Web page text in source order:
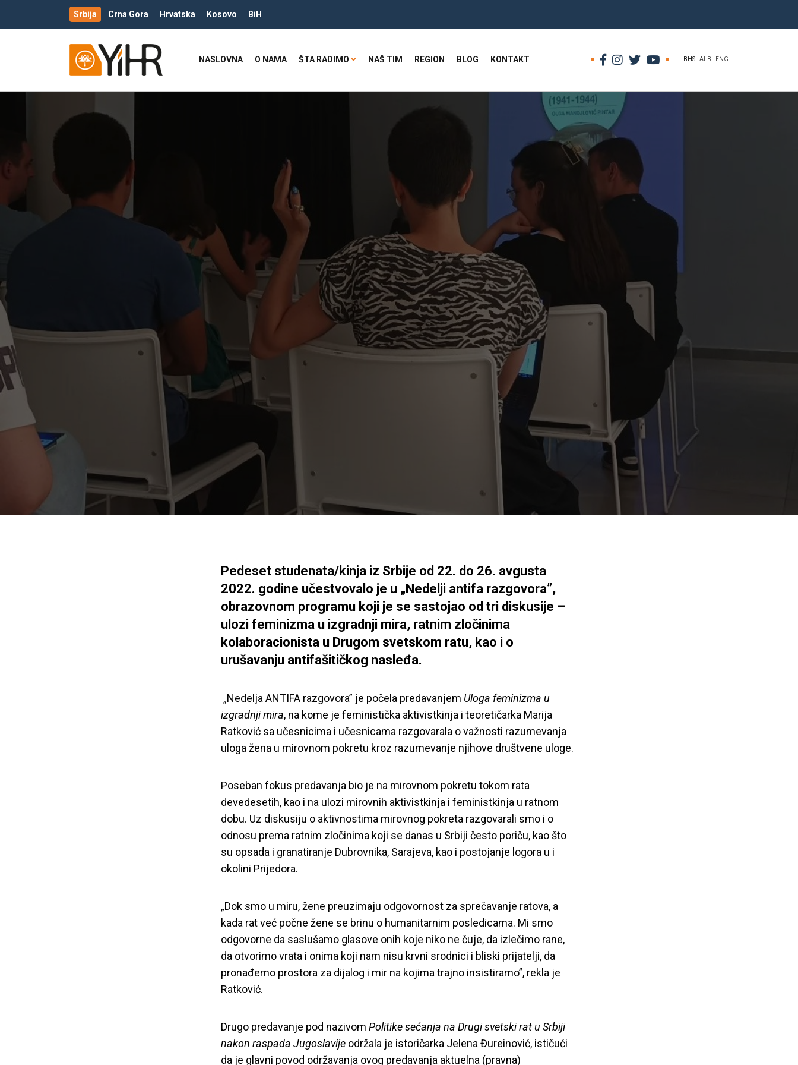
Srbija Crna Gora Hrvatska Kosovo BiH
NASLOVNA O NAMA ŠTA RADIMO NAŠ TIM REGION BLOG KONTAKT BHS ALB ENG
Pedeset studenata/kinja iz Srbije od 22. do 26. avgusta
2022. godine učestvovalo je u „Nedelji antifa razgovora”,
obrazovnom programu koji je se sastojao od tri diskusije –
ulozi feminizma u izgradnji mira, ratnim zločinima
kolaboracionista u Drugom svetskom ratu, kao i o
urušavanju antifašitičkog nasleđa.
„Nedelja ANTIFA razgovora” je počela predavanjem Uloga feminizma u
izgradnji mira, na kome je feministička aktivistkinja i teoretičarka Marija
Ratković sa učesnicima i učesnicama razgovarala o važnosti razumevanja
uloga žena u mirovnom pokretu kroz razumevanje njihove društvene uloge.
Poseban fokus predavanja bio je na mirovnom pokretu tokom rata
devedesetih, kao i na ulozi mirovnih aktivistkinja i feministkinja u ratnom
dobu. Uz diskusiju o aktivnostima mirovnog pokreta razgovarali smo i o
odnosu prema ratnim zločinima koji se danas u Srbiji često poriču, kao što
su opsada i granatiranje Dubrovnika, Sarajeva, kao i postojanje logora u i
okolini Prijedora.
„Dok smo u miru, žene preuzimaju odgovornost za sprečavanje ratova, a
kada rat već počne žene se brinu o humanitarnim posledicama. Mi smo
odgovorne da saslušamo glasove onih koje niko ne čuje, da izlečimo rane,
da otvorimo vrata i onima koji nam nisu krvni srodnici i bliski prijatelji, da
pronađemo prostora za dijalog i mir na kojima trajno insistiramo”, rekla je
Ratković.
Drugo predavanje pod nazivom Politike sećanja na Drugi svetski rat u Srbiji
nakon raspada Jugoslavije održala je istoričarka Jelena Đureinović, ističući
da je glavni povod održavanja ovog predavanja aktuelna (pravna)